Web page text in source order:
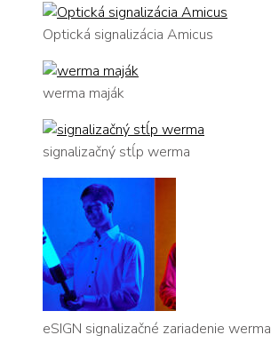
Optická signalizácia Amicus
werma maják
signalizačný stĺp werma
eSIGN signalizačné zariadenie werma